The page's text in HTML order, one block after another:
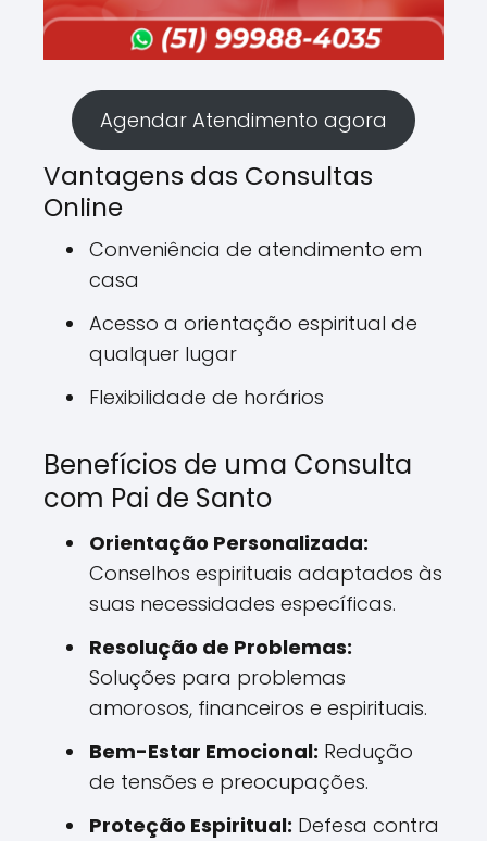
Agendar Atendimento agora
Vantagens das Consultas
Online
Conveniência de atendimento em
casa
Acesso a orientação espiritual de
qualquer lugar
Flexibilidade de horários
Benefícios de uma Consulta
com Pai de Santo
Orientação Personalizada:
Conselhos espirituais adaptados às
suas necessidades específicas.
Resolução de Problemas:
Soluções para problemas
amorosos, financeiros e espirituais.
Bem-Estar Emocional: Redução
de tensões e preocupações.
Proteção Espiritual: Defesa contra